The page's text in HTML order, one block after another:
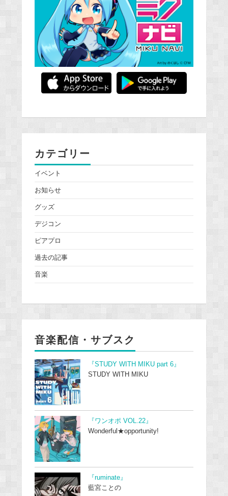
カテゴリー
イベント
お知らせ
グッズ
デジコン
ピアプロ
過去の記事
音楽
音楽配信・サブスク
『STUDY WITH MIKU part 6』
STUDY WITH MIKU
『ワンオポ VOL.22』
Wonderful★opportunity!
『ruminate』
藍宮ことの